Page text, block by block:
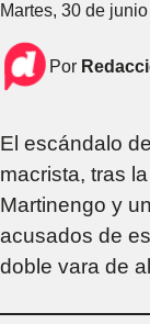
Martes, 30 de
Por
El escándalo
macrista, tras
Martinengo y
acusados de
doble vara de